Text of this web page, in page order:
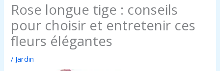
Rose longue tige : conseils
pour choisir et entretenir ces
fleurs élégantes
/ Jardin